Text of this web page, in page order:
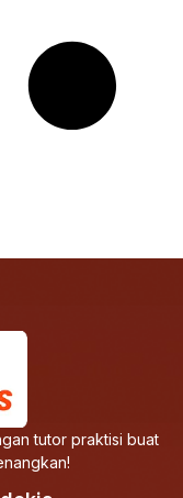
tutor praktisi buat